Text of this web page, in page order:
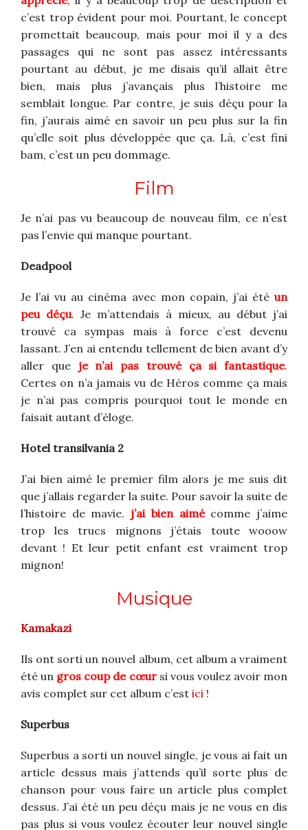
c’est trop évident pour moi. Pourtant, le concept
promettait beaucoup, mais pour moi il y a des
passages qui ne sont pas assez intéressants
pourtant au début, je me disais qu’il allait être
bien, mais plus j’avançais plus l’histoire me
semblait longue. Par contre, je suis déçu pour la
fin, j’aurais aimé en savoir un peu plus sur la fin
qu’elle soit plus développée que ça. Là, c’est fini
bam, c’est un peu dommage.
Film
Je n’ai pas vu beaucoup de nouveau film, ce n’est
pas l’envie qui manque pourtant.
Deadpool
Je l’ai vu au cinéma avec mon copain, j’ai été un
peu déçu. Je m’attendais à mieux, au début j’ai
trouvé ca sympas mais à force c’est devenu
lassant. J’en ai entendu tellement de bien avant d’y
aller que je n’ai pas trouvé ça si fantastique.
Certes on n’a jamais vu de Héros comme ça mais
je n’ai pas compris pourquoi tout le monde en
faisait autant d’éloge.
Hotel transilvania 2
J’ai bien aimé le premier film alors je me suis dit
que j’allais regarder la suite. Pour savoir la suite de
l’histoire de mavie. j’ai bien aimécomme j’aime
trop les trucs mignons j’étais toute wooow
devant ! Et leur petit enfant est vraiment trop
mignon!
Musique
Kamakazi
Ils ont sorti un nouvel album, cet album a vraiment
été un gros coup de cœursi vous voulez avoir mon
avis complet sur cet album c’est ici !
Superbus
Superbus a sorti un nouvel single, je vous ai fait un
article dessus mais j’attends qu’il sorte plus de
chanson pour vous faire un article plus complet
dessus. J’ai été un peu déçu mais je ne vous en dis
pas plus si vous voulez écouter leur nouvel single